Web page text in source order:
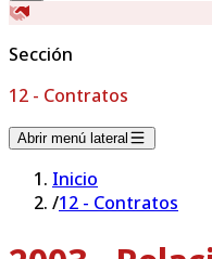
Sección
12 - Contratos
Abrir menú lateral
Inicio
/12 - Contratos